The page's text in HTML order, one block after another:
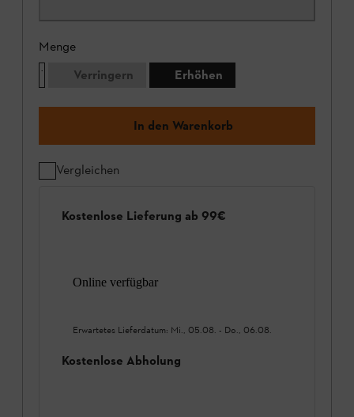
Menge
Verringern
Erhöhen
In den Warenkorb
Vergleichen
Kostenlose Lieferung ab 99€
Online verfügbar
Erwartetes Lieferdatum: Mi., 05.08. - Do., 06.08.
Kostenlose Abholung